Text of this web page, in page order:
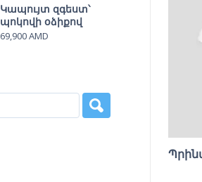
Կապույտ զգեստ՝
պոկովի օձիքով
69,900AMD